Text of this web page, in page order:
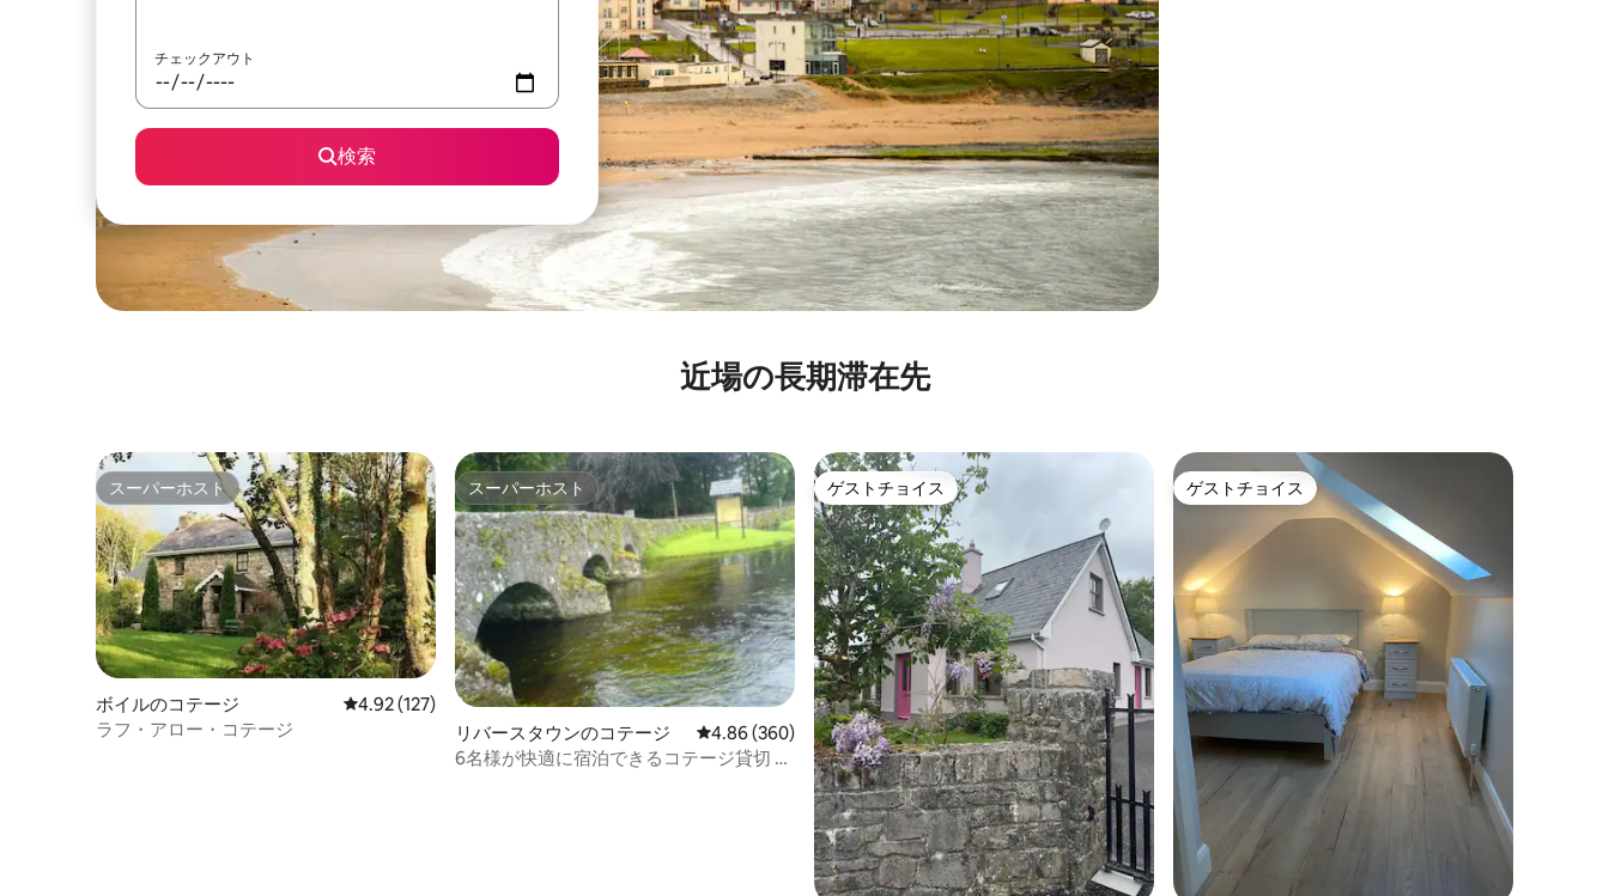
チェックアウト
検索
近場の長期滞在先
スーパーホスト
スーパーホスト
ボイルのコテージ レビュー127件、5つ星中4.92つ星の平均評価
4.92 (127)
ラフ・アロー・コテージ
スーパーホスト
スーパーホスト
リバースタウンのコテージ レビュー360件、5つ星中4.86つ星の平均評価
4.86 (360)
6名様が快適に宿泊できるコテージ貸切 リ
ゲストチョイス
ゲストチョイス ゲストチョイス
ゲストチョイス